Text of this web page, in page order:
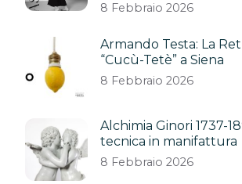
8 Febbraio 2026
Armando Testa: La
“Cucù-Tetè” a Siena
8 Febbraio 2026
Alchimia Ginori 1737-
tecnica in manifattura
8 Febbraio 2026